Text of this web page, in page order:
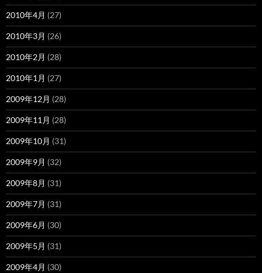
2010年4月 (27)
2010年3月 (26)
2010年2月 (28)
2010年1月 (27)
2009年12月 (28)
2009年11月 (28)
2009年10月 (31)
2009年9月 (32)
2009年8月 (31)
2009年7月 (31)
2009年6月 (30)
2009年5月 (31)
2009年4月 (30)